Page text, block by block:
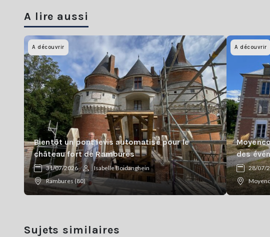
A lire aussi
A découvrir
Bientôt un pont levis automatisé pour le
château fort de Rambures
31/07/2026
Isabelle Boidanghein
Rambures (80)
A découvrir
des
28/07/
Sujets similaires